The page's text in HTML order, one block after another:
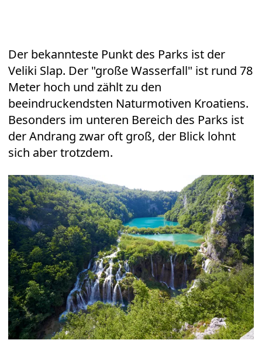
Der bekannteste Punkt des Parks ist der
Veliki Slap. Der "große Wasserfall" ist rund 78
Meter hoch und zählt zu den
beeindruckendsten Naturmotiven Kroatiens.
Besonders im unteren Bereich des Parks ist
der Andrang zwar oft groß, der Blick lohnt
sich aber trotzdem.